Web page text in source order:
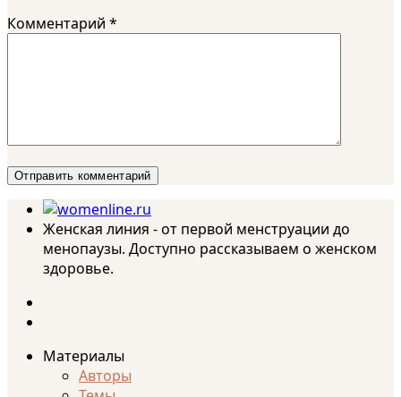
Комментарий *
Женская линия - от первой менструации до
менопаузы. Доступно рассказываем о женском
здоровье.
Материалы
Авторы